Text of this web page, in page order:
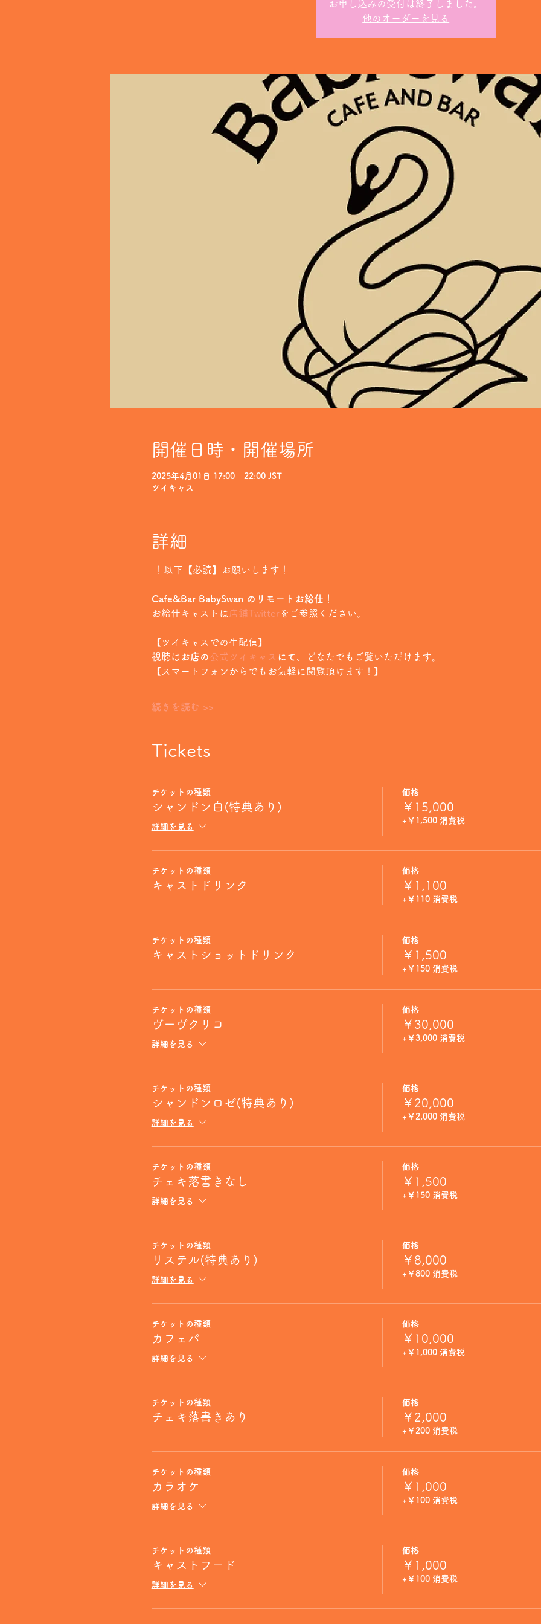
お申し込みの受付は終了しました。
他のオーダーを見る
開催日時・開催場所
2025年4月01日 17:00 – 22:00 JST
ツイキャス
詳細
！以下【必読】お願いします！
Cafe&Bar BabySwan のリモートお給仕！
お給仕キャストは 店鋪Twitterをご参照ください。
【ツイキャスでの生配信】
視聴は お店の 公式ツイキャス にて
、どなたでもご覧いただけます。
【スマートフォンからでもお気軽に閲覧頂けます！】
続きを読む >>
Tickets
チケットの種類
シャンドン白(特典あり)
詳細を見る
価格
￥15,000
+￥1,500 消費税
チケットの種類
キャストドリンク
価格
￥1,100
+￥110 消費税
チケットの種類
キャストショットドリンク
価格
￥1,500
+￥150 消費税
チケットの種類
ヴーヴクリコ
詳細を見る
価格
￥30,000
+￥3,000 消費税
チケットの種類
シャンドンロゼ(特典あり)
詳細を見る
価格
￥20,000
+￥2,000 消費税
チケットの種類
チェキ落書きなし
詳細を見る
価格
￥1,500
+￥150 消費税
チケットの種類
リステル(特典あり)
詳細を見る
価格
￥8,000
+￥800 消費税
チケットの種類
カフェパ
詳細を見る
価格
￥10,000
+￥1,000 消費税
チケットの種類
チェキ落書きあり
価格
￥2,000
+￥200 消費税
チケットの種類
カラオケ
詳細を見る
価格
￥1,000
+￥100 消費税
チケットの種類
キャストフード
詳細を見る
価格
￥1,000
+￥100 消費税